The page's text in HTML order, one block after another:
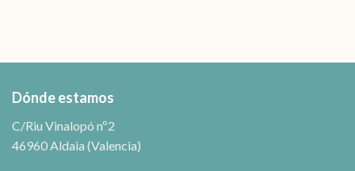
Dónde estamos
C/Riu Vinalopó nº2
46960 Aldaia (Valencia)